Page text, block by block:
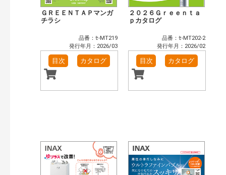
ＧＲＥＥＮＴＡＰマンガ
チラシ
品番：ｾ-MT219
発行年月：2026/03
目次 カタログ
２０２６Ｇｒｅｅｎｔａ
ｐカタログ
品番：ｾ-MT202-2
発行年月：2026/02
目次 カタログ